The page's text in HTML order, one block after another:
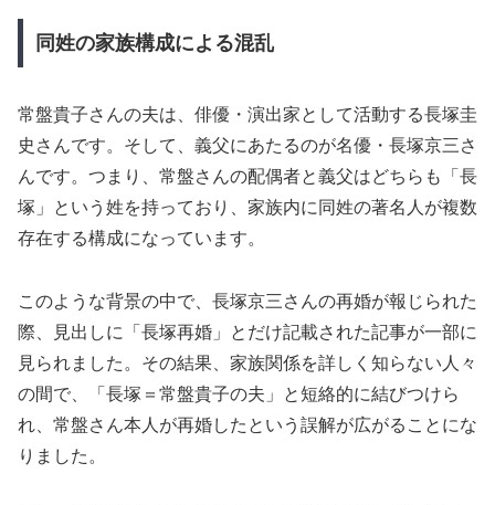
同姓の家族構成による混乱
常盤貴子さんの夫は、俳優・演出家として活動する長塚圭
史さんです。そして、義父にあたるのが名優・長塚京三さ
んです。つまり、常盤さんの配偶者と義父はどちらも「長
塚」という姓を持っており、家族内に同姓の著名人が複数
存在する構成になっています。
このような背景の中で、長塚京三さんの再婚が報じられた
際、見出しに「長塚再婚」とだけ記載された記事が一部に
見られました。その結果、家族関係を詳しく知らない人々
の間で、「長塚＝常盤貴子の夫」と短絡的に結びつけら
れ、常盤さん本人が再婚したという誤解が広がることにな
りました。